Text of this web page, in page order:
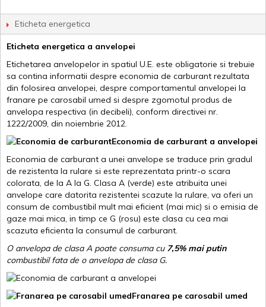
Eticheta energetica
Eticheta energetica a anvelopei
Etichetarea anvelopelor in spatiul U.E. este obligatorie si trebuie
sa contina informatii despre economia de carburant rezultata
din folosirea anvelopei, despre comportamentul anvelopei la
franare pe carosabil umed si despre zgomotul produs de
anvelopa respectiva (in decibeli), conform directivei nr.
1222/2009, din noiembrie 2012.
Economia de carburant a anvelopei
Economia de carburant a unei anvelope se traduce prin gradul
de rezistenta la rulare si este reprezentata printr-o scara
colorata, de la A la G. Clasa A (verde) este atribuita unei
anvelope care datorita rezistentei scazute la rulare, va oferi un
consum de combustibil mult mai eficient (mai mic) si o emisia de
gaze mai mica, in timp ce G (rosu) este clasa cu cea mai
scazuta eficienta la consumul de carburant.
O anvelopa de clasa A poate consuma cu 7,5% mai putin
combustibil fata de o anvelopa de clasa G.
Franarea pe carosabil umed